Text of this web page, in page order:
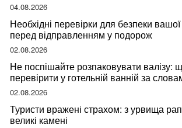
04.08.2026
Необхідні перевірки для безпеки
перед відправленням у подорож
02.08.2026
Не поспішайте розпаковувати валізу:
перевірити у готельній ванній за
мандрівниці
02.08.2026
Туристи вражені страхом: з урвища
великі камені